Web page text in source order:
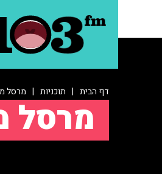
דף הבית | תוכניות | מרסל
מרסל